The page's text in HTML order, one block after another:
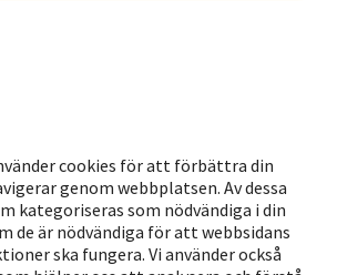
cookies för att förbättra din
genom webbplatsen. Av dessa
kategoriseras som nödvändiga i din
de är nödvändiga för att webbsidans
ska fungera. Vi använder också